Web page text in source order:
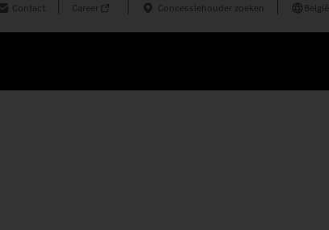
Contact Career Concessiehouder zoeken België